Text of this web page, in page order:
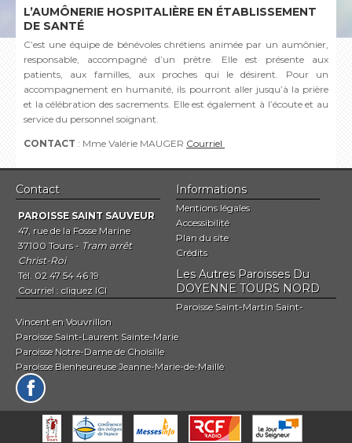
L’AUMÔNERIE HOSPITALIÈRE EN ÉTABLISSEMENT
DE SANTÉ
C’est une équipe de bénévoles chrétiens animée par un aumônier,
responsable, accompagné d’un prêtre. Elle est présente aux
patients, aux familles, aux proches qui le désirent. Pour un
accompagnement en humanité, ils pourront aller jusqu’à la prière
et la célébration des sacrements. Elle est également à l’écoute et au
service du personnel soignant.
CONTACT : Mme Valérie MAUGER Courriel
Contact
PAROISSE SAINT SAUVEUR
47, rue de la Fosse Marine
37100 Tours - Tram arrêt
Christ-Roi
Tél. 02 47 54 46 19
Courriel : cliquez ICI
Informations
Mentions légales
Accessibilité
Plan du site
Crédits
Les Autres Paroisses Du
DOYENNE TOURS NORD
Paroisse Saint-Martin Saint-
Vincent en Vouvrillon
Paroisse Saint-Laurent Sainte-Marie
Paroisse Notre-Dame de Choisille
Paroisse Bienheureuse Jeanne-Marie-de-Maillé